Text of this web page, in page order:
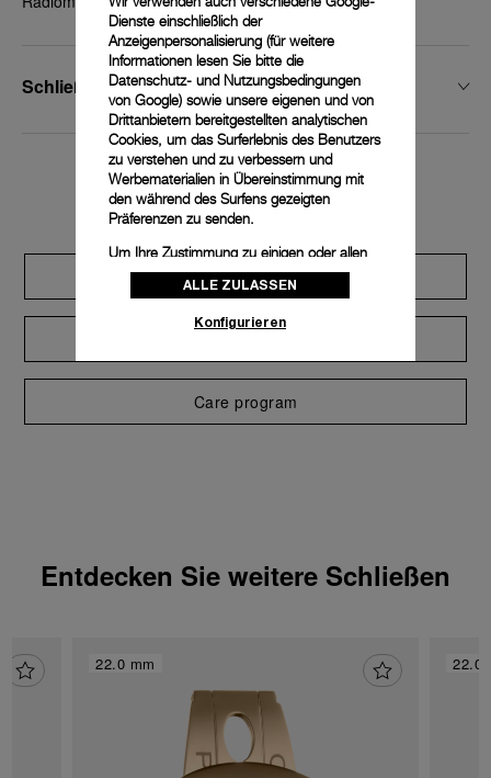
Schließenbreite
Exclusive services
Extend warranty
Care program
Entdecken Sie weitere Schließen
22.0 mm 22.0
Dienste einschließlich der
Anzeigenpersonalisierung (für weitere
Informationen lesen Sie bitte die
Datenschutz- und Nutzungsbedingungen
von Google) sowie unsere eigenen und von
Drittanbietern bereitgestellten analytischen
Cookies, um das Surferlebnis des Benutzers
zu verstehen und zu verbessern und
Werbematerialien in Übereinstimmung mit
den während des Surfens gezeigten
Präferenzen zu senden.
Um Ihre Zustimmung zu einigen oder allen
Cookies zu ändern oder zu widerrufen,
klicken Sie auf „Konfigurieren“, oder lesen
Klicken Sie auf „Alle zulassen“, um Ihr
Einverständnis für die Verwendung der oben
erwähnten Cookies zu geben.
ALLE ZULASSEN
Konfigurieren